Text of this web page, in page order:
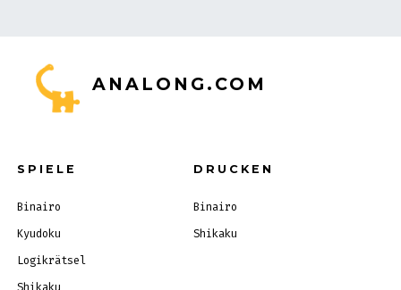
ANALONG.COM
SPIELE
Binairo
Kyudoku
Logikrätsel
Shikaku
DRUCKEN
Binairo
Shikaku